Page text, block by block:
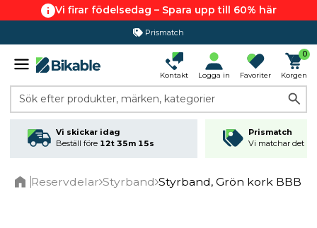
Vi firar födelsedag – Spara upp till 60% här
Prismatch
Kontakt Logga in Favoriter
0
Korgen
Sök efter produkter, märken, kategorier
Vi skickar idag
Beställ före 12t 35m 15s
Prismatch
Vi matchar det
Reservdelar Styrband Styrband, Grön kork BBB